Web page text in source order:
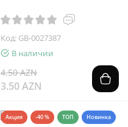
Код: GB-0027387
В наличии
4.50 AZN
3.50 AZN
Акция -40 % ТОП Новинка